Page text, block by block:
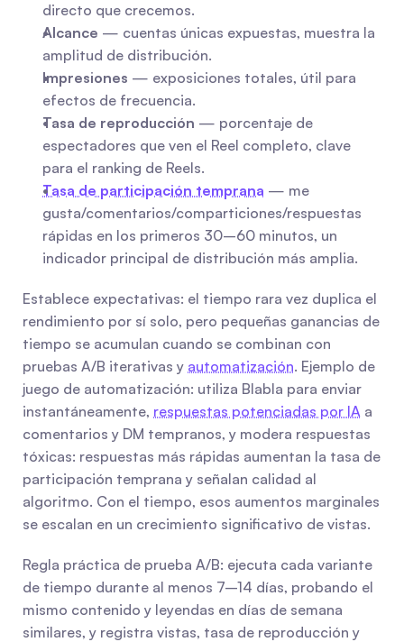
directo que crecemos.
Alcance — cuentas únicas expuestas, muestra la
amplitud de distribución.
Impresiones — exposiciones totales, útil para
efectos de frecuencia.
Tasa de reproducción — porcentaje de
espectadores que ven el Reel completo, clave
para el ranking de Reels.
Tasa de participación temprana — me
gusta/comentarios/comparticiones/respuestas
rápidas en los primeros 30–60 minutos, un
indicador principal de distribución más amplia.
Establece expectativas: el tiempo rara vez duplica el
rendimiento por sí solo, pero pequeñas ganancias de
tiempo se acumulan cuando se combinan con
pruebas A/B iterativas y automatización. Ejemplo de
juego de automatización: utiliza Blabla para enviar
instantáneamente, respuestas potenciadas por IA a
comentarios y DM tempranos, y modera respuestas
tóxicas: respuestas más rápidas aumentan la tasa de
participación temprana y señalan calidad al
algoritmo. Con el tiempo, esos aumentos marginales
se escalan en un crecimiento significativo de vistas.
Regla práctica de prueba A/B: ejecuta cada variante
de tiempo durante al menos 7–14 días, probando el
mismo contenido y leyendas en días de semana
similares, y registra vistas, tasa de reproducción y